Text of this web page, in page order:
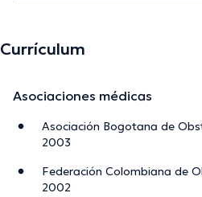
Currículum
Asociaciones médicas
Asociación Bogotana de
2003
Federación Colombiana de
2002